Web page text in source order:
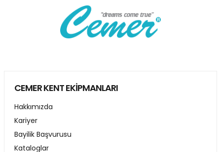
CEMER KENT EKİPMANLARI
Hakkımızda
Kariyer
Bayilik Başvurusu
Kataloglar